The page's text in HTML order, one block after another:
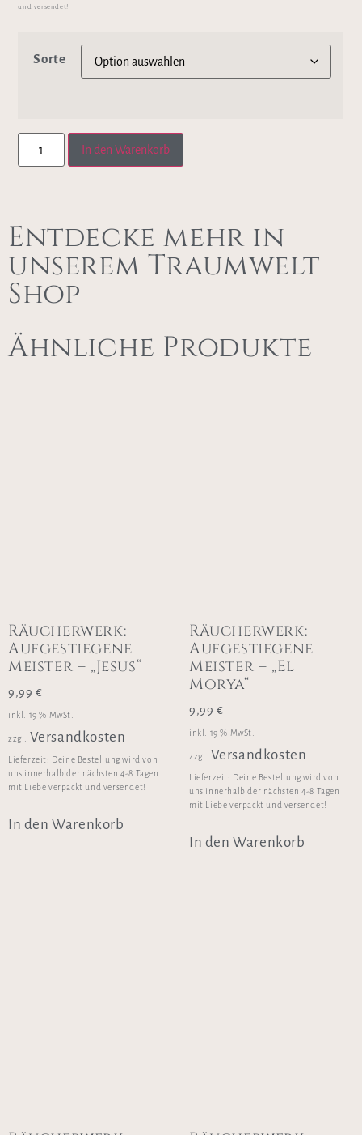
und versendet!
Sorte
In den Warenkorb
Entdecke mehr in
unserem Traumwelt
Shop
Ähnliche Produkte
Räucherwerk:
Aufgestiegene
Meister – „Jesus“
9,99 €
inkl. 19 % MwSt.
zzgl. Versandkosten
Lieferzeit: Deine Bestellung wird von
uns innerhalb der nächsten 4-8 Tagen
mit Liebe verpackt und versendet!
In den Warenkorb
Räucherwerk:
Aufgestiegene
Meister – „El
Morya“
9,99 €
inkl. 19 % MwSt.
zzgl. Versandkosten
Lieferzeit: Deine Bestellung wird von
uns innerhalb der nächsten 4-8 Tagen
mit Liebe verpackt und versendet!
In den Warenkorb